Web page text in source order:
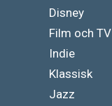
Disney
Film och TV
Indie
Klassisk
Jazz